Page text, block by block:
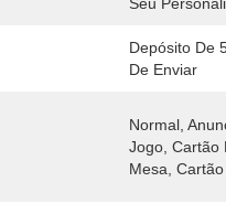
Depósito De
De Enviar
Normal,
Jogo, Cartão
Mesa,